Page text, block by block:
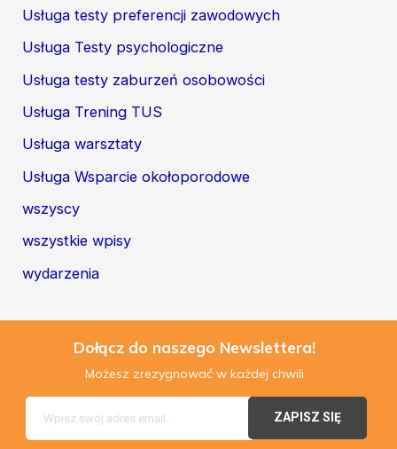
Usługa testy preferencji zawodowych
Usługa Testy psychologiczne
Usługa testy zaburzeń osobowości
Usługa Trening TUS
Usługa warsztaty
Usługa Wsparcie okołoporodowe
wszyscy
wszystkie wpisy
wydarzenia
Dołącz do naszego Newslettera!
Możesz zrezygnować w każdej chwili